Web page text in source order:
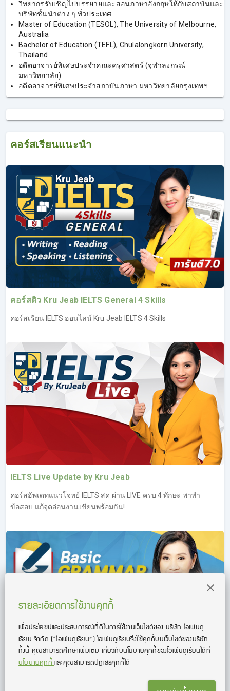
วิทยากรรับเชิญไปบรรยายและสอนภาษาอังกฤษให้กับสถาบันและ
บริษัทชั้นนําต่าง ๆ ทั่วประเทศ
Master of Education (TESOL), The University of Melbourne,
Australia
Bachelor of Education (TEFL), Chulalongkorn University,
Thailand
อดีตอาจารย์พิเศษประจำคณะครุศาสตร์ (จุฬาลงกรณ์
มหาวิทยาลัย)
อดีตอาจารย์พิเศษประจำสถาบันภาษา มหาวิทยาลัยกรุงเทพฯ
คอร์สเรียนแนะนำ
คอร์สติว Kru Jeab IELTS General 4 Skills
คอร์สเรียน IELTS ออนไลน์ Kru Jeab IELTS 4 Skills
IELTS Live Update by Kru Jeab
คอร์สอัพเดทแนวโจทย์ IELTS สด ผ่าน LIVE ครบ 4 ทักษะ พาทำ
ข้อสอบ แก้จุดอ่อนงานเขียนพร้อมกัน!
คอร์สติว Kru Jeab Basic Grammar
ติว Grammar ครบ! เพื่อการสอบ กับครูเจี๊ยบประสบการณ์ติวกว่า
รายละเอียดการใช้งานคุกกี้
เพื่อประโยชน์และประสบการณ์ที่ดีในการใช้งานเว็บไซต์ของ บริษัท โอเพ่นดู
เรียน จํากัด (“โอเพ่นดูเรียน”)โอเพ่นดูเรียนจึงใช้คุกกี้บนเว็บไซต์ของบริษัท
ทั้งนี้ คุณสามารถศึกษาเพิ่มเติม เกี่ยวกับนโยบายคุกกี้ของโอเพ่นดูเรียนได้ที่
นโยบายคุกกี้และคุณสามารถปฏิเสธคุกกี้ได้